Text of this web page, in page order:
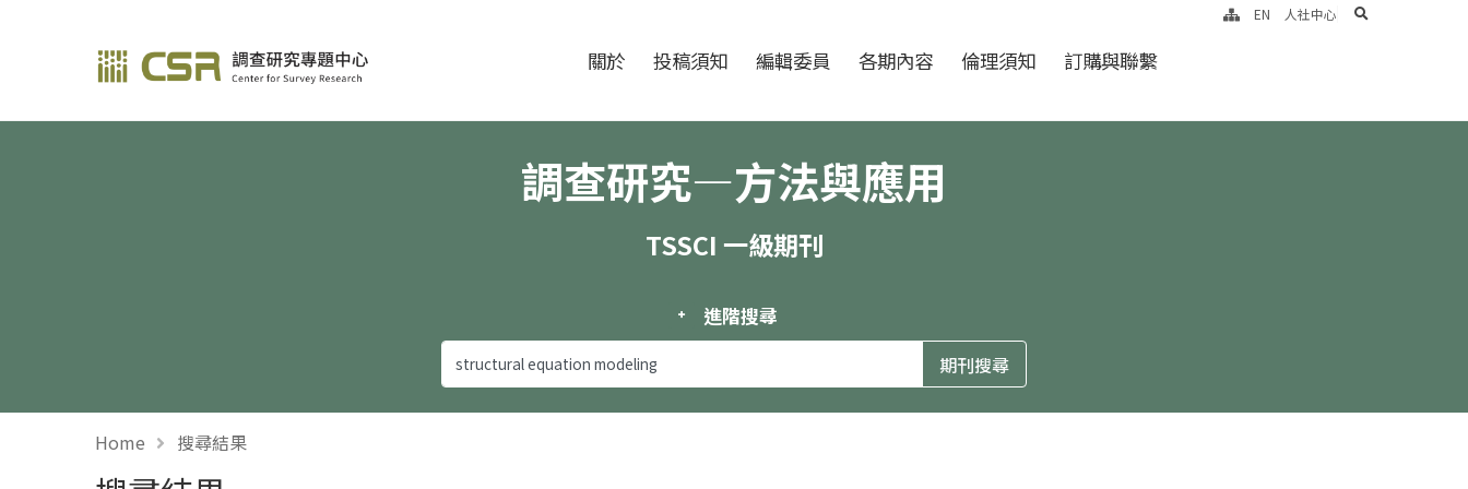
調查研究—方法與應用期刊 關於 投稿須知 編輯委員 各期內容 倫理須知 訂購與聯繫
EN 人社中心 search
調查研究—方法與應用
TSSCI 一級期刊
進階搜尋
Home 搜尋結果